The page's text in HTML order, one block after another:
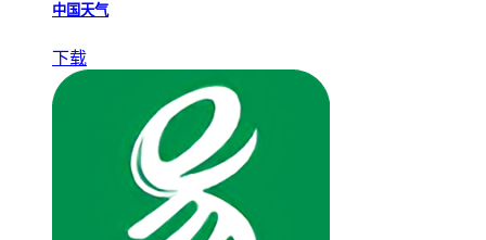
中国天气
下载